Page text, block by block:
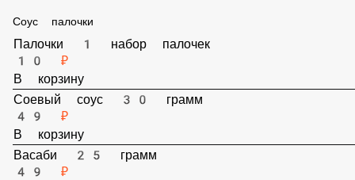
Соус палочки
Палочки 1 набор палочек
10 ₽
В корзину
Соевый соус 30 грамм
49 ₽
В корзину